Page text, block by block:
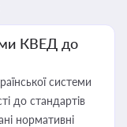
КВЕД до
системи
до стандартів
нормативні